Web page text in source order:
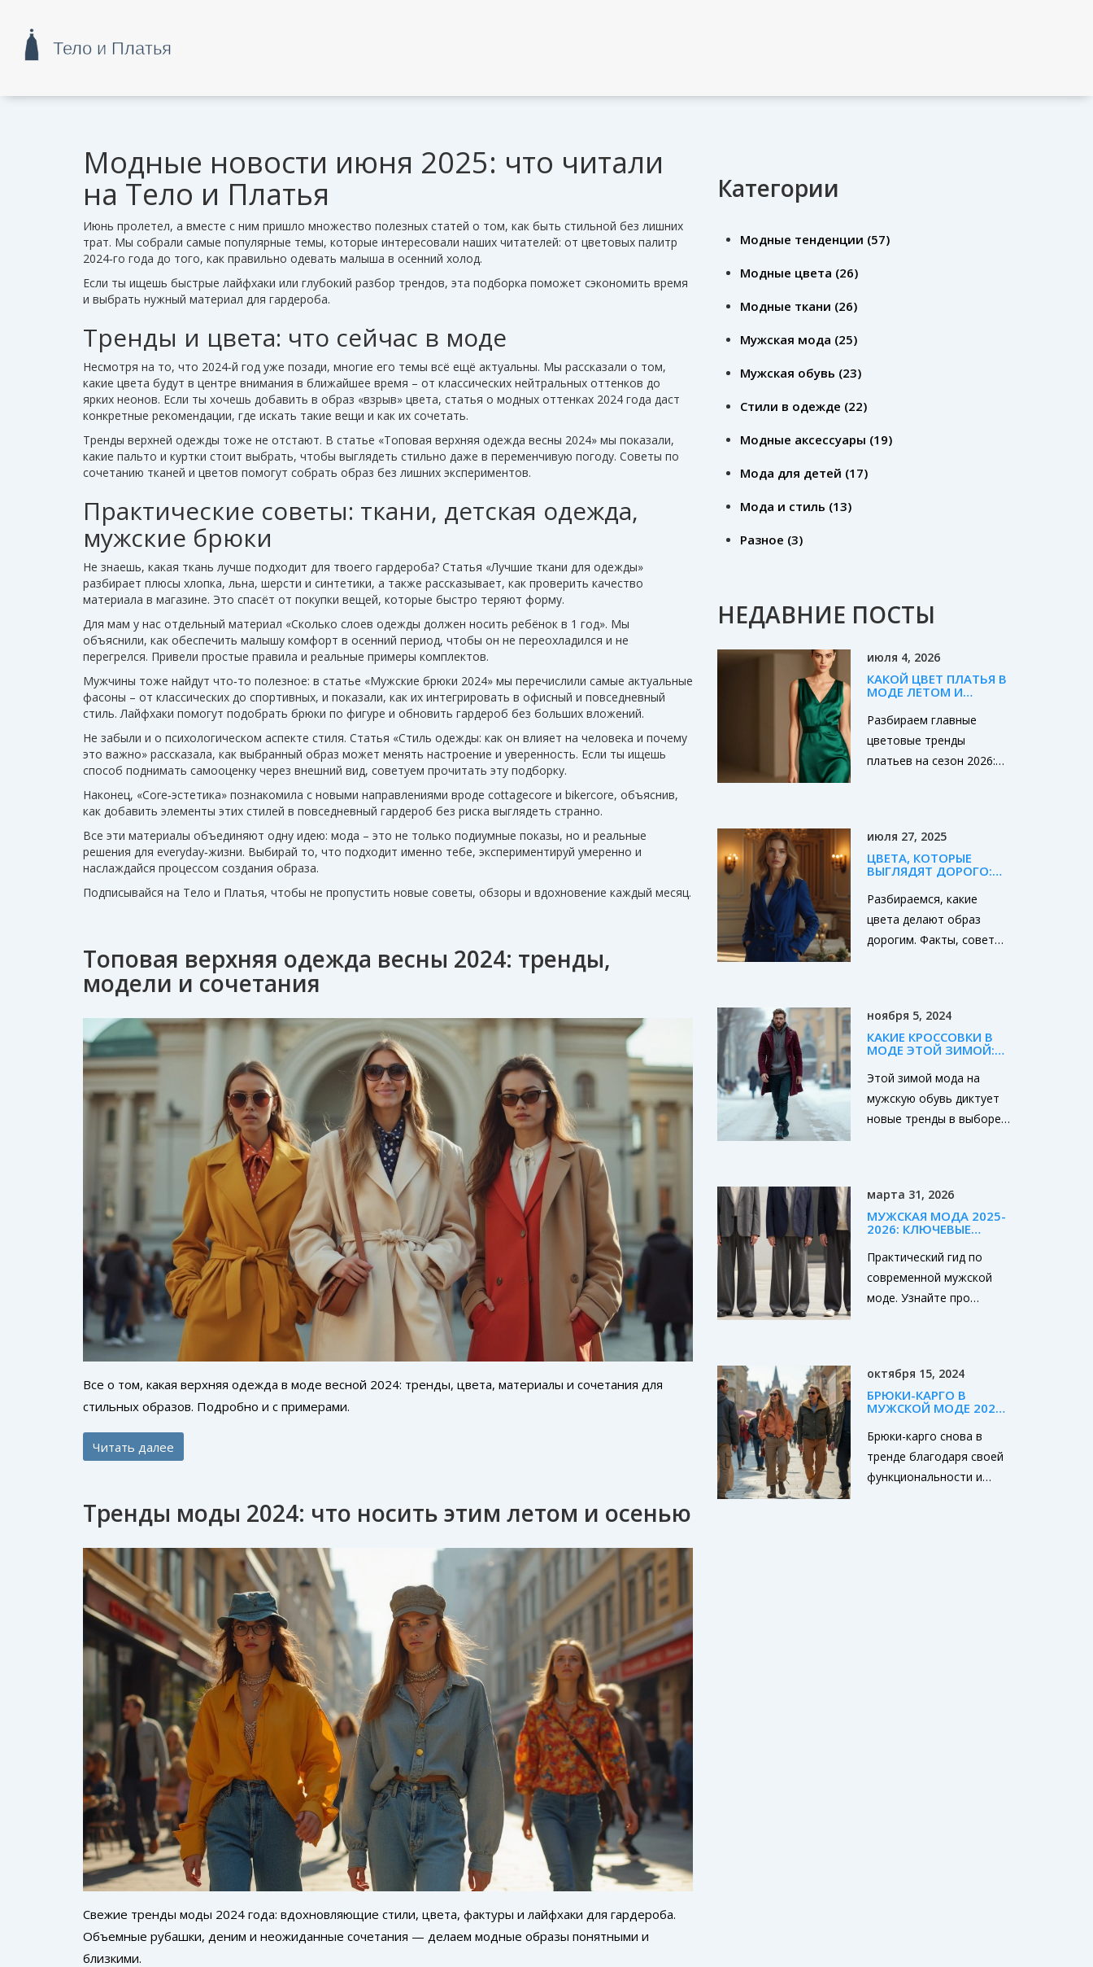
Модные новости июня 2025: что читали
на Тело и Платья
Июнь пролетел, а вместе с ним пришло множество полезных статей о том, как быть стильной без лишних
трат. Мы собрали самые популярные темы, которые интересовали наших читателей: от цветовых палитр
2024‑го года до того, как правильно одевать малыша в осенний холод.
Если ты ищешь быстрые лайфхаки или глубокий разбор трендов, эта подборка поможет сэкономить время
и выбрать нужный материал для гардероба.
Тренды и цвета: что сейчас в моде
Несмотря на то, что 2024‑й год уже позади, многие его темы всё ещё актуальны. Мы рассказали о том,
какие цвета будут в центре внимания в ближайшее время – от классических нейтральных оттенков до
ярких неонов. Если ты хочешь добавить в образ «взрыв» цвета, статья о модных оттенках 2024 года даст
конкретные рекомендации, где искать такие вещи и как их сочетать.
Тренды верхней одежды тоже не отстают. В статье «Топовая верхняя одежда весны 2024» мы показали,
какие пальто и куртки стоит выбрать, чтобы выглядеть стильно даже в переменчивую погоду. Советы по
сочетанию тканей и цветов помогут собрать образ без лишних экспериментов.
Практические советы: ткани, детская одежда,
мужские брюки
Не знаешь, какая ткань лучше подходит для твоего гардероба? Статья «Лучшие ткани для одежды»
разбирает плюсы хлопка, льна, шерсти и синтетики, а также рассказывает, как проверить качество
материала в магазине. Это спасёт от покупки вещей, которые быстро теряют форму.
Для мам у нас отдельный материал «Сколько слоев одежды должен носить ребёнок в 1 год». Мы
объяснили, как обеспечить малышу комфорт в осенний период, чтобы он не переохладился и не
перегрелся. Привели простые правила и реальные примеры комплектов.
Мужчины тоже найдут что‑то полезное: в статье «Мужские брюки 2024» мы перечислили самые актуальные
фасоны – от классических до спортивных, и показали, как их интегрировать в офисный и повседневный
стиль. Лайфхаки помогут подобрать брюки по фигуре и обновить гардероб без больших вложений.
Не забыли и о психологическом аспекте стиля. Статья «Стиль одежды: как он влияет на человека и почему
это важно» рассказала, как выбранный образ может менять настроение и уверенность. Если ты ищешь
способ поднимать самооценку через внешний вид, советуем прочитать эту подборку.
Наконец, «Core‑эстетика» познакомила с новыми направлениями вроде cottagecore и bikercore, объяснив,
как добавить элементы этих стилей в повседневный гардероб без риска выглядеть странно.
Все эти материалы объединяют одну идею: мода – это не только подиумные показы, но и реальные
решения для everyday‑жизни. Выбирай то, что подходит именно тебе, экспериментируй умеренно и
наслаждайся процессом создания образа.
Подписывайся на Тело и Платья, чтобы не пропустить новые советы, обзоры и вдохновение каждый месяц.
Топовая верхняя одежда весны 2024: тренды,
модели и сочетания
Все о том, какая верхняя одежда в моде весной 2024: тренды, цвета, материалы и сочетания для
стильных образов. Подробно и с примерами.
Читать далее
Тренды моды 2024: что носить этим летом и осенью
Свежие тренды моды 2024 года: вдохновляющие стили, цвета, фактуры и лайфхаки для гардероба.
Объемные рубашки, деним и неожиданные сочетания — делаем модные образы понятными и
близкими.
Категории
Модные тенденции (57)
Модные цвета (26)
Модные ткани (26)
Мужская мода (25)
Мужская обувь (23)
Стили в одежде (22)
Модные аксессуары (19)
Мода для детей (17)
Мода и стиль (13)
Разное (3)
НЕДАВНИЕ ПОСТЫ
июля 4, 2026
КАКОЙ ЦВЕТ ПЛАТЬЯ В
МОДЕ ЛЕТОМ И
ГЛАВНЫЕ ТРЕНДЫ
СЕЗОНА
Разбираем главные
цветовые тренды
платьев на сезон 2026:
какие оттенки подходят
вашему типу внешности
и как сочетать новые
цвета с базовым
гардеробом.
июля 27, 2025
ЦВЕТА, КОТОРЫЕ
ВЫГЛЯДЯТ ДОРОГО:
ДЛЯ СТИЛЬНОГО
ОБРАЗА
Разбираемся, какие
цвета делают образ
дорогим. Факты, советы
эффекта.
ноября 5, 2024
КАКИЕ КРОССОВКИ В
МОДЕ ЭТОЙ ЗИМОЙ:
Этой зимой мода на
мужскую обувь диктует
новые тренды в выборе
индивидуальность, но и
добавить уверенности в
рассмотрим основные
цветовые тренды,
которые доминируют в
Узнайте, какие цвета
кроссовок помогут
модным и актуальным в
этом сезоне.
марта 31, 2026
МУЖСКАЯ МОДА 2025-
2026: КЛЮЧЕВЫЕ
СТИЛЮ
Практический гид по
современной мужской
моде. Узнайте про
для создания стильного
образа.
октября 15, 2024
БРЮКИ-КАРГО В
МУЖСКОЙ МОДЕ 2024:
Брюки-карго снова в
тренде благодаря своей
функциональности и